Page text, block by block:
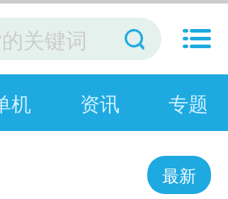
机 资讯 专题
最新